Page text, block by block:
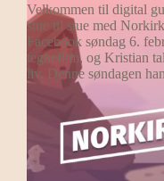
Velkommen til digital
stue til stue med
Facebook søndag 6.
tegnefilm, og Kristian
liv. Denne søndagen